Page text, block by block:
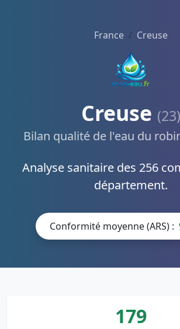
France Creuse
Creuse (23)
Bilan qualité de l'eau du
Analyse sanitaire des 256
département.
Conformité moyenne (ARS) :
179